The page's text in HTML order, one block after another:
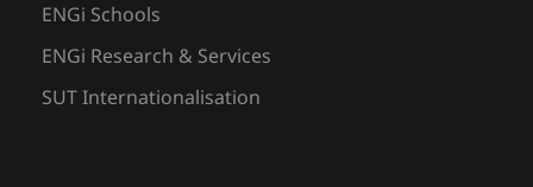
ENGi Schools
ENGi Research & Services
SUT Internationalisation